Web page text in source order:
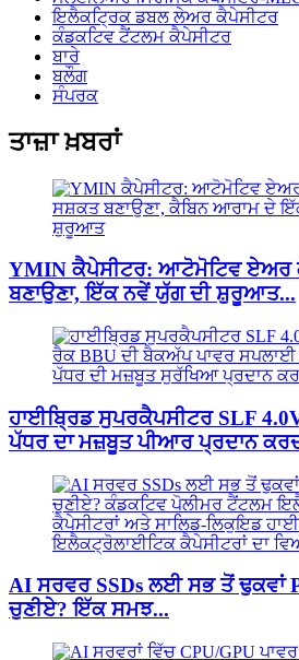
ਇਲੈਕਟ੍ਰਿਕ ਡਬਲ ਲੇਅਰ ਕੈਪੇਸੀਟਰ
ਕੰਡਕਟਿਵ ਟੈਂਟਲਮ ਕੈਪੇਸੀਟਰ
ਬਾਰੇ
ਬਲੌਗ
ਸੰਪਰਕ
ਤਾਜ਼ਾ ਖ਼ਬਰਾਂ
YMIN ਕੈਪੇਸੀਟਰ: ਆਟੋਮੋਟਿਵ ਏਅਰ
ਬਣਾਉਣਾ, ਇੱਕ ਨਵੇਂ ਯੁੱਗ ਦੀ ਸ਼ੁਰੂਆਤ...
ਹਾਈਬ੍ਰਿਡ ਸੁਪਰਕੈਪਸੀਟਰ SLF
ਪੱਧਰ ਦਾ ਮਜ਼ਬੂਤ ​​ਪੀਆਰ ਪ੍ਰਦਾਨ
AI ਸਰਵਰ SSDs ਲਈ ਸਭ ਤੋਂ ਢੁਕਵਾਂ
ਚੁਣੀਏ? ਇੱਕ ਸਮਝ...